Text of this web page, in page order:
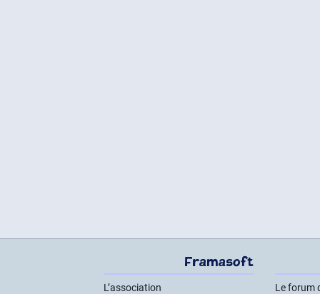
Framasoft
L’association
Le forum